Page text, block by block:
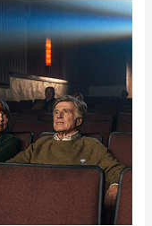
تجدید
خاطره
با